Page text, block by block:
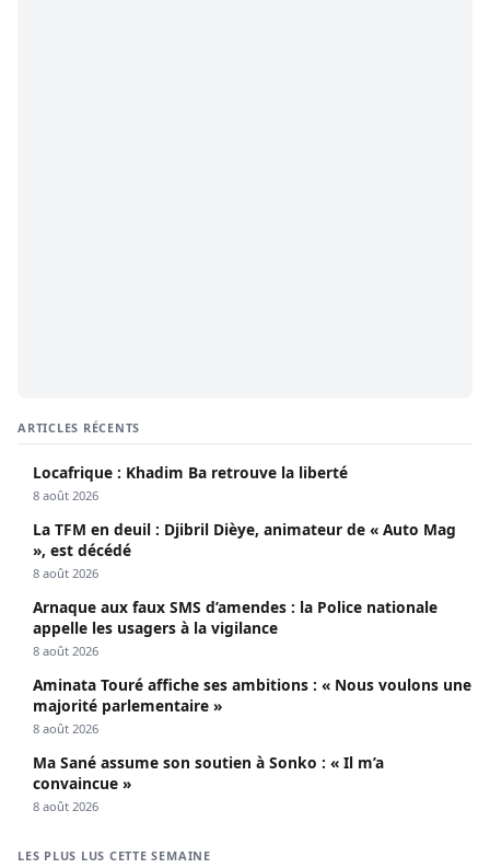
ARTICLES RÉCENTS
Locafrique : Khadim Ba retrouve la liberté
8 août 2026
La TFM en deuil : Djibril Dièye, animateur de « Auto Mag
», est décédé
8 août 2026
Arnaque aux faux SMS d’amendes : la Police nationale
appelle les usagers à la vigilance
8 août 2026
Aminata Touré affiche ses ambitions : « Nous voulons une
majorité parlementaire »
8 août 2026
Ma Sané assume son soutien à Sonko : « Il m’a
convaincue »
8 août 2026
LES PLUS LUS CETTE SEMAINE